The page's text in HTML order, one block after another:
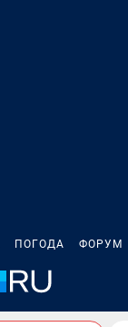
ПОГОДА ФОРУМ